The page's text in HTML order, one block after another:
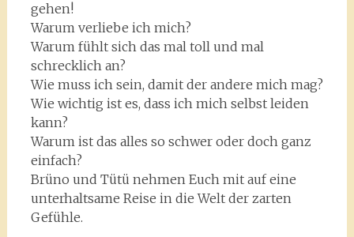
gehen!
Warum verliebe ich mich?
Warum fühlt sich das mal toll und mal
schrecklich an?
Wie muss ich sein, damit der andere mich mag?
Wie wichtig ist es, dass ich mich selbst leiden
kann?
Warum ist das alles so schwer oder doch ganz
einfach?
Brüno und Tütü nehmen Euch mit auf eine
unterhaltsame Reise in die Welt der zarten
Gefühle.